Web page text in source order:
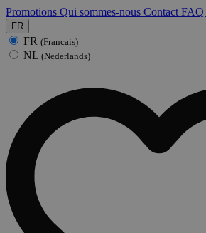
Promotions Qui sommes-nous Contact FAQ
FR
FR (Francais)
NL (Nederlands)